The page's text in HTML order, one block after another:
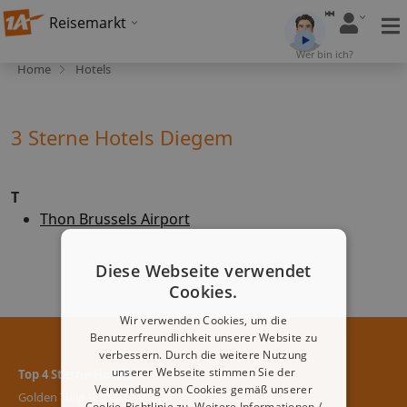
Reisemarkt
Wer bin ich?
Home Hotels
3 Sterne Hotels Diegem
T
Thon Brussels Airport
Top 4 Sterne Hotels
Golden Tulip Brussels Airport
Diese Webseite verwendet
Cookies.
Wir verwenden Cookies, um die
Benutzerfreundlichkeit unserer Website zu
verbessern. Durch die weitere Nutzung
unserer Webseite stimmen Sie der
Verwendung von Cookies gemäß unserer